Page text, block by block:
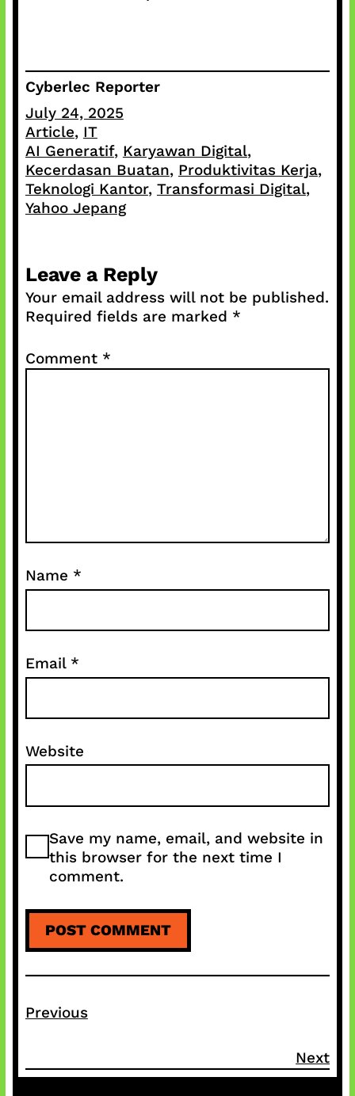
Cyberlec Reporter
July 24, 2025
Article, IT
AI Generatif, Karyawan Digital ,
Kecerdasan Buatan, Produktivitas Kerja ,
Teknologi Kantor, Transformasi Digital ,
Yahoo Jepang
Leave a Reply
Your email address will not be published.
Required fields are marked *
Comment *
Name *
Email *
Website
Save my name, email, and website in
this browser for the next time I
comment.
Previous
Next